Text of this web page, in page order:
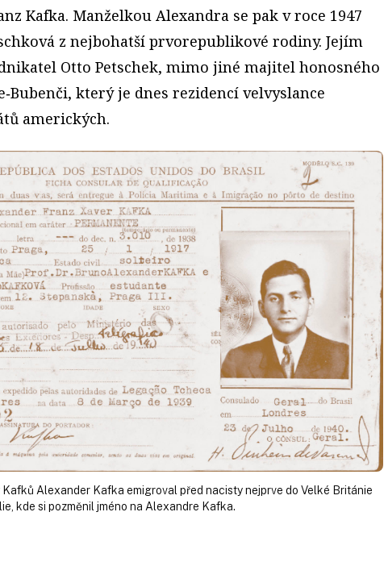
Kafka. Manželkou Alexandra se pak v roce 1947
z nejbohatší prvorepublikové rodiny. Jejím
Otto Petschek, mimo jiné majitel honosného
který je dnes rezidencí velvyslance
amerických.
Alexander Kafka emigroval před nacisty nejprve do Velké Británie
kde si pozměnil jméno na Alexandre Kafka.